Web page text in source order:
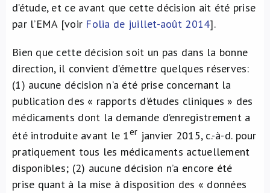
d’étude, et ce avant que cette décision ait été prise
par l’EMA [voir Folia de juillet-août 2014].
Bien que cette décision soit un pas dans la bonne
direction, il convient d’émettre quelques réserves:
(1) aucune décision n’a été prise concernant la
publication des « rapports d’études cliniques » des
médicaments dont la demande d’enregistrement a
été introduite avant le 1er janvier 2015, c.-à-d. pour
pratiquement tous les médicaments actuellement
disponibles; (2) aucune décision n’a encore été
prise quant à la mise à disposition des « données